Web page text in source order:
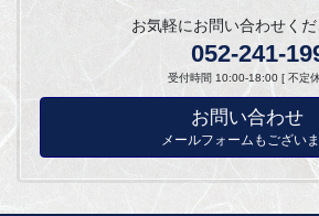
お気軽にお問い合わせくだ
052-241-
受付時間 10:00-18:00 [ 不定
お問い合わせ
メールフォームもござい